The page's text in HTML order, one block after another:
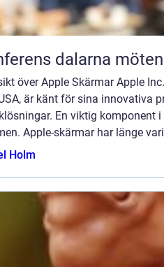
Konferens
över Apple Skärmar Apple
är känt för sina innovativa
En viktig komponent
Apple-skärmar har länge
Holm